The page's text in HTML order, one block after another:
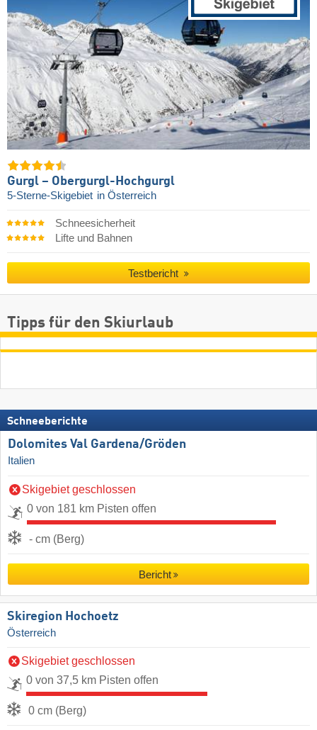
Gurgl – Obergurgl-Hochgurgl
5-Sterne-Skigebiet in Österreich
Schneesicherheit
Lifte und Bahnen
Testbericht
Tipps für den Skiurlaub
Schneeberichte
Dolomites Val Gardena/​Gröden
Italien
Skigebiet geschlossen
0 von 181 km Pisten offen
- cm (Berg)
Bericht
Skiregion Hochoetz
Österreich
Skigebiet geschlossen
0 von 37,5 km Pisten offen
0 cm (Berg)